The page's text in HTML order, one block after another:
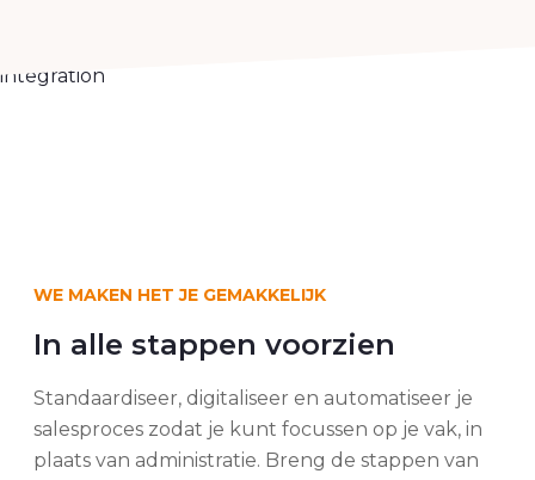
integration
WE MAKEN HET JE GEMAKKELIJK
In alle stappen voorzien
Standaardiseer, digitaliseer en automatiseer je
salesproces zodat je kunt focussen op je vak, in
plaats van administratie. Breng de stappen van